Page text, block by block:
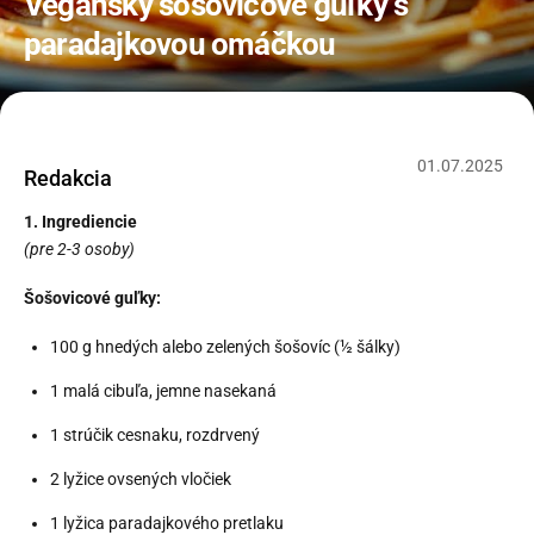
paradajkovou omáčkou
Redakcia 01 .07.2025
1. Ingrediencie
(pre 2-3 osoby)
Šošovicové guľky:
100 g hnedých alebo zelených šošovíc (½ šálky)
1 malá cibuľa, jemne nasekaná
1 strúčik cesnaku, rozdrvený
2 lyžice ovsených vločiek
1 lyžica paradajkového pretlaku